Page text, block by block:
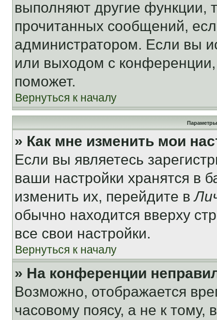
выполняют другие функции,
прочитанных сообщений,
администратором. Если вы
или выходом с
поможет.
Вернуться к началу
Параметры
» Как мне изменить мои
Если вы являетесь
ваши настройки хранятся в
изменить их, перейдите в
обычно находится вверху
все свои настройки.
Вернуться к началу
» На конференции
Возможно, отображается
часовому поясу, а не к тому,